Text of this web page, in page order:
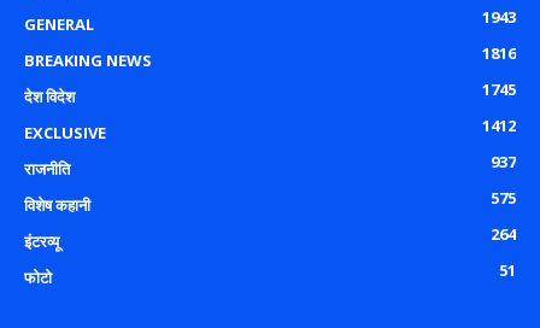
GENERAL
1943
BREAKING NEWS
1816
देश विदेश
1745
EXCLUSIVE
1412
राजनीति
937
विशेष कहानी
575
इंटरव्यू
264
फोटो
51